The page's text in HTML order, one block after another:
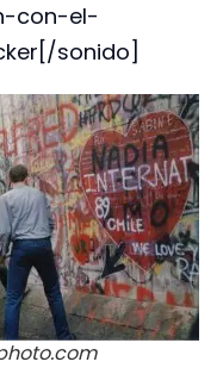
con-el-
sonido]